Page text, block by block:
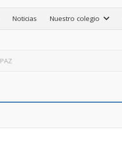
Noticias Nuestro colegio